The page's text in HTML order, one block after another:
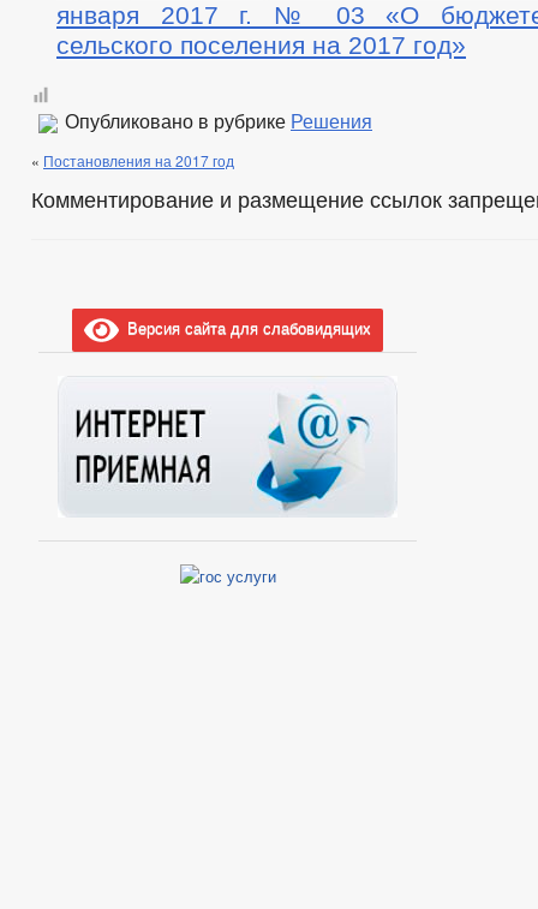
января 2017 г. № 03 «О бюджете
сельского поселения на 2017 год»
Опубликовано в рубрике Решения
« Постановления на 2017 год
Комментирование и размещение ссылок
Версия сайта для слабовидящих